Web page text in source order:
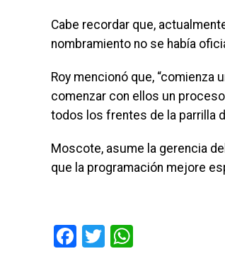
Cabe recordar que,
nombramiento no se había
Roy mencionó que,
comenzar con ellos un
todos los frentes de la parrilla
Moscote, asume la gerencia
que la programación mejore
Facebook
Twitter